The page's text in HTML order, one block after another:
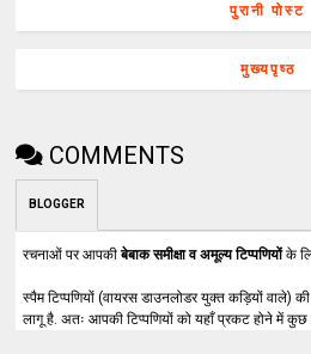
पुरानी पोस्ट
मुख्यपृष्ठ
COMMENTS
BLOGGER
रचनाओं पर आपकीबेबाक समीक्षा व अमूल्य टिप्पणियोंके
स्पैम टिप्पणियों (वायरस डाउनलोडर युक्त कड़ियों वाले)
लागू है. अतः आपकी टिप्पणियों को यहाँ प्रकट होने में